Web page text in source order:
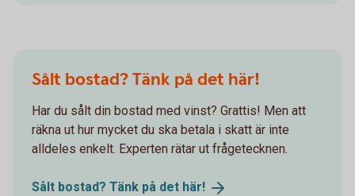
Sålt bostad? Tänk på det här!
Har du sålt din bostad med vinst? Grattis! Men att
räkna ut hur mycket du ska betala i skatt är inte
alldeles enkelt. Experten rätar ut frågetecknen.
Sålt bostad? Tänk på det här!